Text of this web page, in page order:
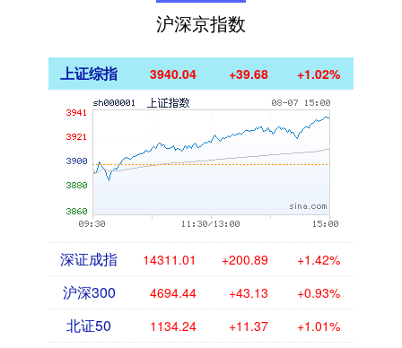
沪深京指数
上证综指 3940.04 +39.68 +1.02%
深证成指 14311.01 +200.89 +1.42%
沪深300 4694.44 +43.13 +0.93%
北证50 1134.24 +11.37 +1.01%